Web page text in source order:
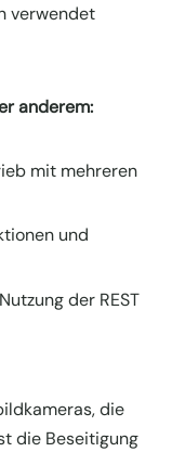
verwendet
anderem:
mit mehreren
und
der REST
die
die Beseitigung